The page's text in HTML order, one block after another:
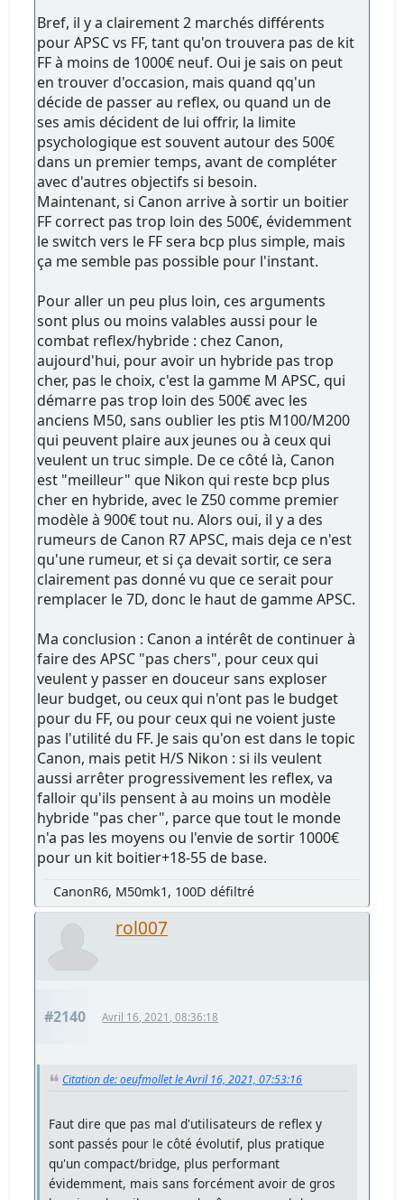
Bref, il y a clairement 2 marchés différents
pour APSC vs FF, tant qu'on trouvera pas de kit
FF à moins de 1000€ neuf. Oui je sais on peut
en trouver d'occasion, mais quand qq'un
décide de passer au reflex, ou quand un de
ses amis décident de lui offrir, la limite
psychologique est souvent autour des 500€
dans un premier temps, avant de compléter
avec d'autres objectifs si besoin.
Maintenant, si Canon arrive à sortir un boitier
FF correct pas trop loin des 500€, évidemment
le switch vers le FF sera bcp plus simple, mais
ça me semble pas possible pour l'instant.
Pour aller un peu plus loin, ces arguments
sont plus ou moins valables aussi pour le
combat reflex/hybride : chez Canon,
aujourd'hui, pour avoir un hybride pas trop
cher, pas le choix, c'est la gamme M APSC, qui
démarre pas trop loin des 500€ avec les
anciens M50, sans oublier les ptis M100/M200
qui peuvent plaire aux jeunes ou à ceux qui
veulent un truc simple. De ce côté là, Canon
est "meilleur" que Nikon qui reste bcp plus
cher en hybride, avec le Z50 comme premier
modèle à 900€ tout nu. Alors oui, il y a des
rumeurs de Canon R7 APSC, mais deja ce n'est
qu'une rumeur, et si ça devait sortir, ce sera
clairement pas donné vu que ce serait pour
remplacer le 7D, donc le haut de gamme APSC.
Ma conclusion : Canon a intérêt de continuer à
faire des APSC "pas chers", pour ceux qui
veulent y passer en douceur sans exploser
leur budget, ou ceux qui n'ont pas le budget
pour du FF, ou pour ceux qui ne voient juste
pas l'utilité du FF. Je sais qu'on est dans le topic
Canon, mais petit H/S Nikon : si ils veulent
aussi arrêter progressivement les reflex, va
falloir qu'ils pensent à au moins un modèle
hybride "pas cher", parce que tout le monde
n'a pas les moyens ou l'envie de sortir 1000€
pour un kit boitier+18-55 de base.
CanonR6, M50mk1, 100D défiltré
rol007
#2140 Avril 16, 2021, 08:36:18
Citation de: oeufmollet le Avril 16, 2021, 07:53:16
Faut dire que pas mal d'utilisateurs de reflex y
sont passés pour le côté évolutif, plus pratique
qu'un compact/bridge, plus performant
évidemment, mais sans forcément avoir de gros